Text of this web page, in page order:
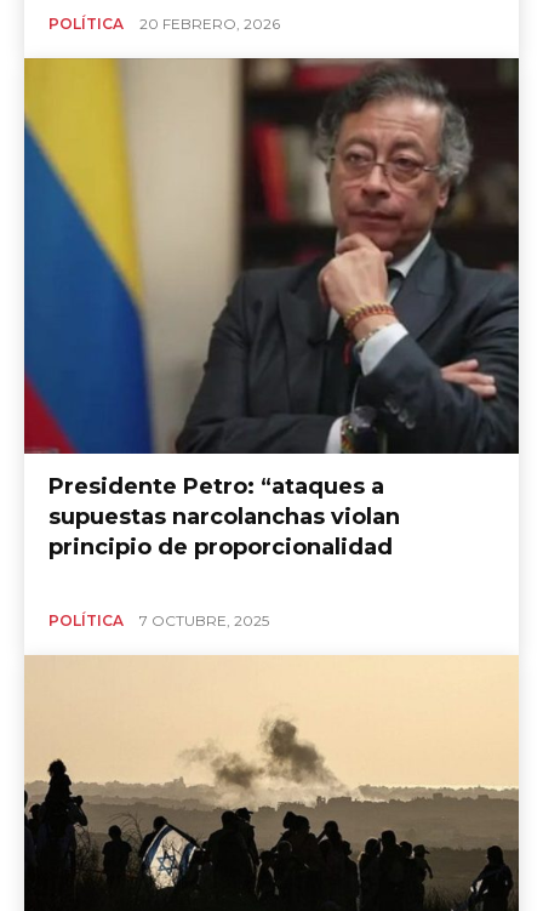
POLÍTICA 20 FEBRERO, 2026
Presidente Petro: “ataques a
supuestas narcolanchas violan
principio de proporcionalidad
POLÍTICA 7 OCTUBRE, 2025